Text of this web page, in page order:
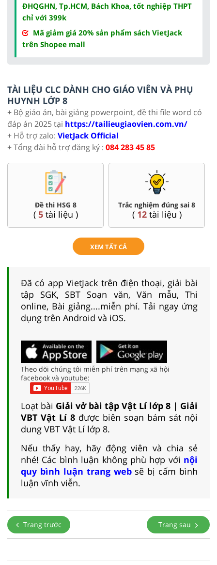
ĐHQGHN, Tp.HCM, Bách Khoa, tốt nghiệp THPT
chỉ với 399k
Mã giảm giá 20% sản phẩm sách VietJack
trên Shopee mall
TÀI LIỆU CLC DÀNH CHO GIÁO VIÊN VÀ PHỤ
HUYNH LỚP 8
+ Bộ giáo án, bài giảng powerpoint, đề thi file word có
đáp án 2025 tại https://tailieugiaovien.com.vn/
+ Hỗ trợ zalo: VietJack Official
+ Tổng đài hỗ trợ đăng ký : 084 283 45 85
Đề thi HSG 8
( 5tài liệu )
Trắc nghiệm đúng sai 8
( 12tài liệu )
XEM TẤT CẢ
Đã có app VietJack trên điện thoại, giải bài
tập SGK, SBT Soạn văn, Văn mẫu, Thi
online, Bài giảng....miễn phí. Tải ngay ứng
dụng trên Android và iOS.
Theo dõi chúng tôi miễn phí trên mạng xã hội
facebook và youtube:
Loạt bài Giải vở bài tập Vật Lí lớp 8 | Giải
VBT Vật Lí 8 được biên soạn bám sát nội
dung VBT Vật Lí lớp 8.
Nếu thấy hay, hãy động viên và chia sẻ
nhé! Các bình luận không phù hợp với nội
quy bình luận trang websẽ bị cấm bình
luận vĩnh viễn.
Trang trước Trang sau